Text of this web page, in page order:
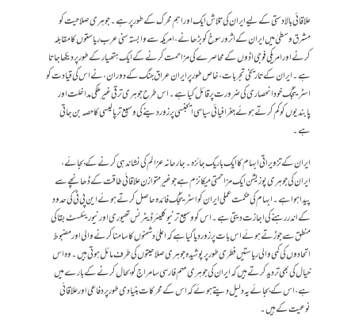
علاقائی بالادستی کے لیے ایران کی تلاش ایک اور اہم محرک کے طور پر ہے۔ جوہری صلاحیت کو
مشرق وسطیٰ میں ایران کے اثر و رسوخ کو بڑھانے، امریکہ سے وابستہ سنی عرب ریاستوں کا مقابلہ
کرنے اور امریکی فوجی اڈوں کے محاصرے کی مزاحمت کرنے کے ایک ہتھیار کے طور پر دیکھا جاتا
ہے۔ ایران کے تاریخی تجربات، خاص طور پر ایران عراق جنگ کے دوران، نے اس کی قیادت کو
اسٹریٹجک خود انحصاری کی ضرورت پر قائل کیا ہے۔ اس طرح جوہری ترقی غیر ملکی مداخلت اور
پابندیوں کو کم کرتے ہوئے جغرافیائی سیاسی ایجنسی پر زور دینے کی وسیع تر پالیسی کا حصہ بن جاتی
ہے۔
ایران کے تزویراتی ابہام کا ایک باریک جائزہ۔ جارحانہ عزائم کی نشاندہی کرنے کے بجائے،
ایران کی جوہری پوزیشن ایک مزاحمتی میکانزم ہے جو غیر متوازن علاقائی طاقت کے ڈھانچے سے
پیدا ہوا ہے۔ ابہام کی حکمت عملی ایران کو اسٹریٹجک فائدہ حاصل کرتے ہوئے این پی ٹی کی حدود
کے اندر رہنے کی اجازت دیتی ہے۔ اس کو وسیع تر نیوکلیئر ڈیٹرنس تھیوری اور نیو ریئلسٹ بقا کی
منطق سے جوڑتے ہوئے اس بات پر زور دیا گیا ہے کہ اعلیٰ دشمنوں کا سامنا کرنے والی اور مضبوط
اتحادوں کی کمی والی ریاستیں فطری طور پر پوشیدہ جوہری صلاحیتوں کی طرف مائل ہوتی ہیں۔ وہ اس
خیال کی بھی تردید کرتے ہیں کہ ایران کی جوہری مہم فارسی سامراج کو بحال کرنے کے بارے میں
ہے ، اس کے بجائے یہ دلیل دیتے ہوئے کہ اس کے محرکات بنیادی طور پر دفاعی اور علاقائی
نوعیت کے ہیں۔